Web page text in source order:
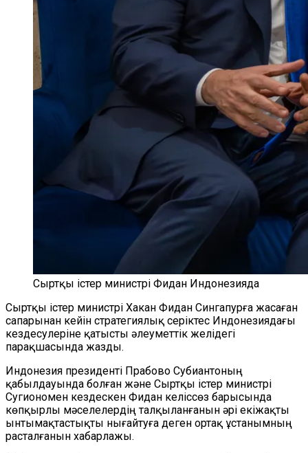
Сыртқы істер министрі Фидан Индонезияда
Сыртқы істер министрі Хакан Фидан Сингапурға жасаған
сапарынан кейін стратегиялық серіктес Индонезиядағы
кездесулеріне қатысты әлеуметтік желідегі
парақшасында жазды.
Индонезия президенті Прабово Субиантоның
қабылдауында болған және Сыртқы істер министрі
Сугиономен кездескен Фидан келіссөз барысында
көпқырлы мәселелердің талқыланғанын әрі екіжақты
ынтымақтастықты нығайтуға деген ортақ ұстанымның
расталғанын хабарлажы.